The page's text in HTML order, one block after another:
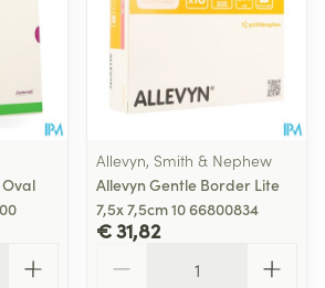
Allevyn, Smith & Nephew
Allevyn Gentle Border Lite
7,5x 7,5cm 10 66800834
€ 31,82